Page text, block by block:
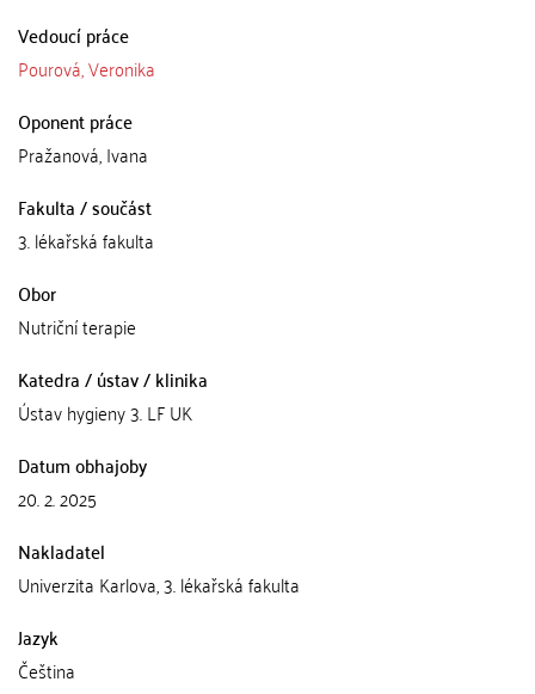
Vedoucí práce
Pourová, Veronika
Oponent práce
Pražanová, Ivana
Fakulta / součást
3. lékařská fakulta
Obor
Nutriční terapie
Katedra / ústav / klinika
Ústav hygieny 3. LF UK
Datum obhajoby
20. 2. 2025
Nakladatel
Univerzita Karlova, 3. lékařská fakulta
Jazyk
Čeština